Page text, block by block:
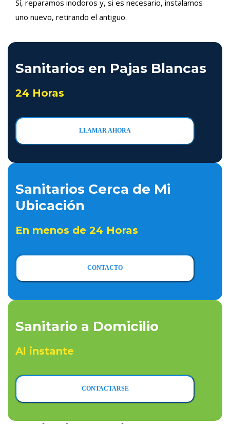
Sí, reparamos inodoros y, si es necesario, instalamos
uno nuevo, retirando el antiguo.
Sanitarios en Pajas Blancas
24 Horas
LLAMAR AHORA
Sanitarios Cerca de Mi
Ubicación
En menos de 24 Horas
CONTACTO
Sanitario a Domicilio
Al instante
CONTACTARSE